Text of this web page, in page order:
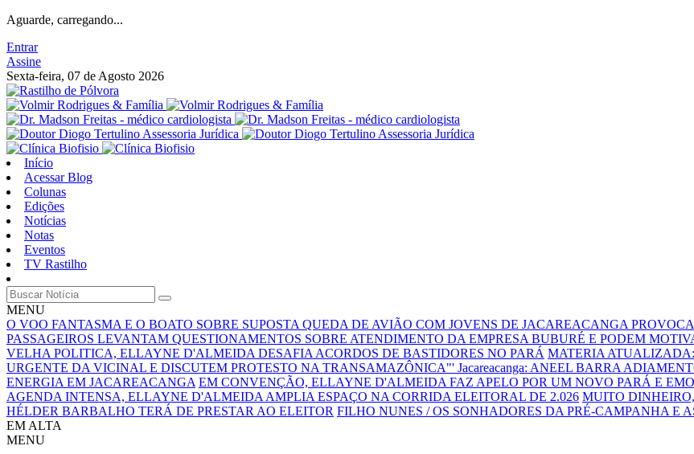
Aguarde, carregando...
Entrar
Assine
Sexta-feira, 07 de Agosto 2026
Início
Acessar Blog
Colunas
Edições
Notícias
Notas
Eventos
TV Rastilho
MENU
O VOO FANTASMA E O BOATO SOBRE SUPOSTA QUEDA DE AVIÃO COM JOVENS DE JACAREACANGA
PASSAGEIROS LEVANTAM QUESTIONAMENTOS SOBRE ATENDIMENTO DA EMPRESA BUBURÉ E PODEM
VELHA POLITICA, ELLAYNE D'ALMEIDA DESAFIA ACORDOS DE BASTIDORES NO PARÁ MATERIA
URGENTE DA VICINAL E DISCUTEM PROTESTO NA TRANSAMAZÔNICA"' Jacareacanga: ANEEL BARRA
ENERGIA EM JACAREACANGA EM CONVENÇÃO, ELLAYNE D'ALMEIDA FAZ APELO POR UM NOVO PARÁ E
AGENDA INTENSA, ELLAYNE D'ALMEIDA AMPLIA ESPAÇO NA CORRIDA ELEITORAL DE 2.026 MUITO
HÉLDER BARBALHO TERÁ DE PRESTAR AO ELEITOR FILHO NUNES / OS SONHADORES DA PRÉ-CAMPANHA E
EM ALTA
MENU